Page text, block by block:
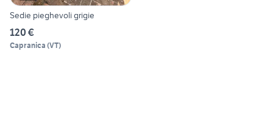
Sedie pieghevoli grigie
120 €
Capranica (VT)